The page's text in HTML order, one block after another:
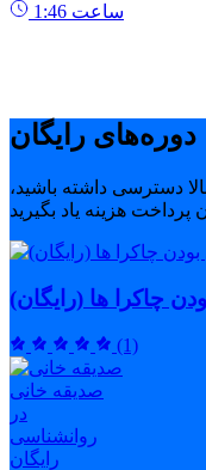
1:46 ساعت
دوره‌های رایگان
دسترسی داشته باشید،
هزینه یاد بگیرید
چاکرا ها (رایگان)
(1)
صدیقه خانی
در
روانشناسی
رایگان